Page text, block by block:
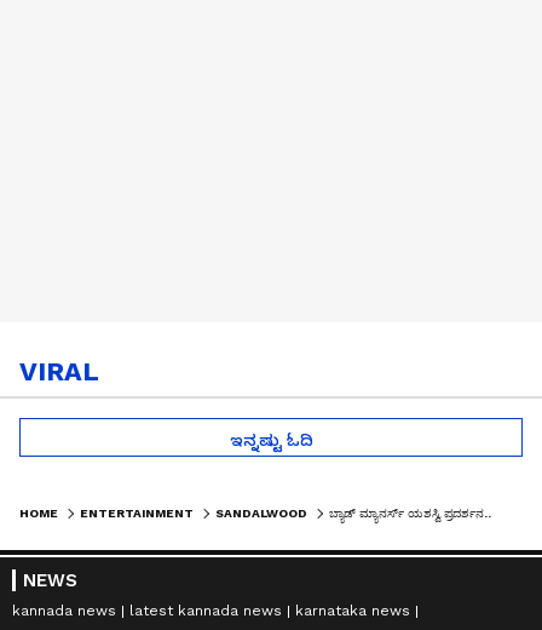
VIRAL
ಇನ್ನಷ್ಟು ಓದಿ
HOME ENTERTAINMENT SANDALWOOD
NEWS
kannada news latest kannada news
karnataka news